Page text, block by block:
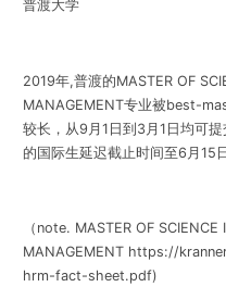
普渡大学
2019年,普渡的MASTER OF
MANAGEMENT专业被best-
较长，从9月1日到3月1日均可
的国际生延迟截止时间至6月15日
（note. MASTER OF SCIENCE
MANAGEMENT https://
hrm-fact-sheet.pdf)